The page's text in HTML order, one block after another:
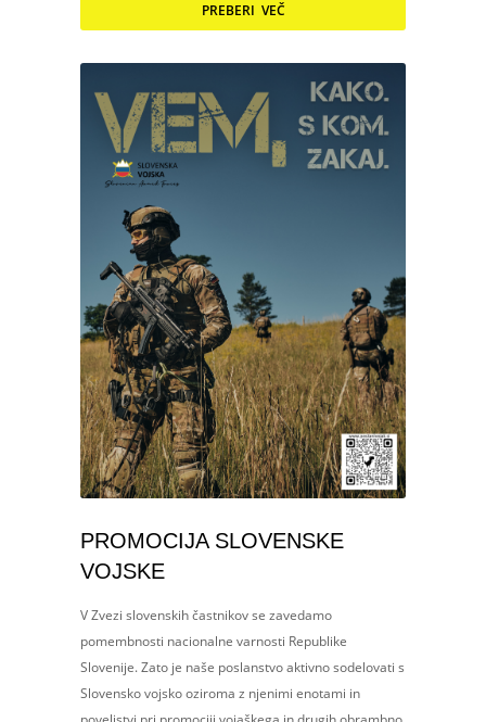
PREBERI VEČ
PROMOCIJA SLOVENSKE
VOJSKE
V Zvezi slovenskih častnikov se zavedamo
pomembnosti nacionalne varnosti Republike
Slovenije. Zato je naše poslanstvo aktivno sodelovati s
Slovensko vojsko oziroma z njenimi enotami in